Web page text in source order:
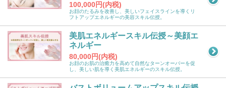
100,000円(内税)
お顔のたるみを改善し、美しいフェイスラインを導くリ
フトアップエネルギーの美容スキル伝授。
美肌エネルギースキル伝授～美顔エ
ネルギー
80,000円(内税)
お顔のお肌の治癒力を高めて自然なターンオーバーを促
し、美しい肌を導く美肌エネルギーのスキル伝授。